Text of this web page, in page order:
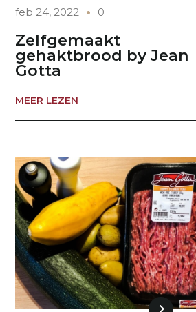
feb 24, 2022 0
Zelfgemaakt
gehaktbrood by Jean
Gotta
MEER LEZEN